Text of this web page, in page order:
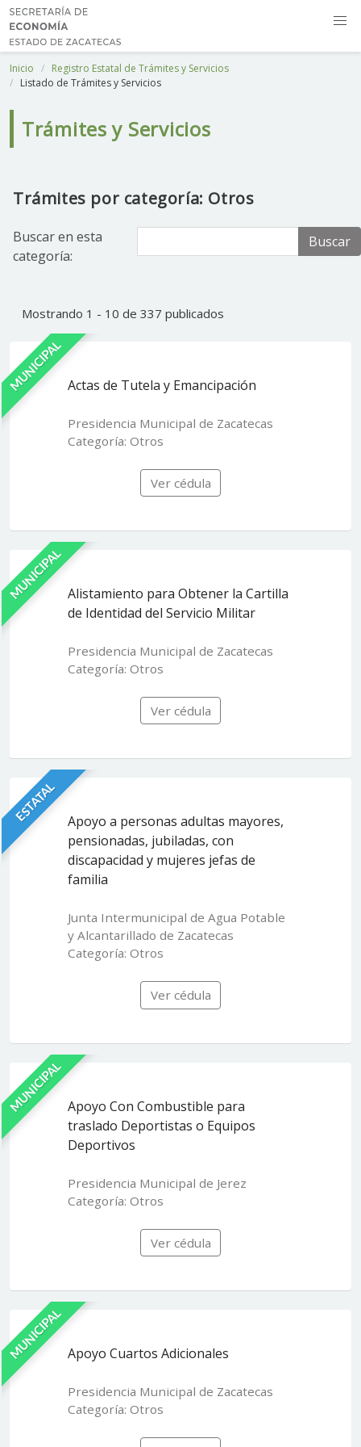
Inicio
Registro Estatal de Trámites y Servicios
Listado de Trámites y Servicios
Trámites y Servicios
Trámites por categoría: Otros
Buscar en esta
categoría:
Buscar
Mostrando 1 - 10 de 337 publicados
MUNICIPAL Actas de Tutela y Emancipación
Presidencia Municipal de Zacatecas
Categoría: Otros
Ver cédula
MUNICIPAL Alistamiento para Obtener la Cartilla
de Identidad del Servicio Militar
Presidencia Municipal de Zacatecas
Categoría: Otros
Ver cédula
ESTATAL Apoyo a personas adultas mayores,
pensionadas, jubiladas, con
discapacidad y mujeres jefas de
familia
Junta Intermunicipal de Agua Potable
y Alcantarillado de Zacatecas
Categoría: Otros
Ver cédula
MUNICIPAL Apoyo Con Combustible para
traslado Deportistas o Equipos
Deportivos
Presidencia Municipal de Jerez
Categoría: Otros
Ver cédula
MUNICIPAL Apoyo Cuartos Adicionales
Presidencia Municipal de Zacatecas
Categoría: Otros